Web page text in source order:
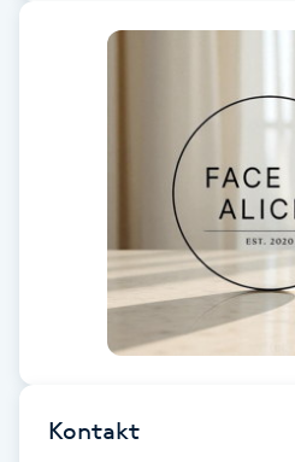
Face framing
Fibromassage
Fotmassage
Kontakt